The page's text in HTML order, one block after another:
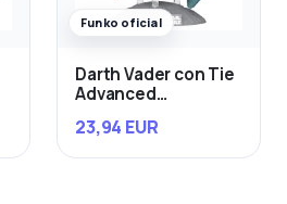
Funko oficial
Darth Vader con Tie
Advanced
23,94 EUR